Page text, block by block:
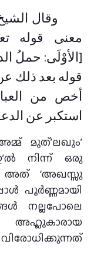
وقال
معنى قوله
[الأوْلَى: حملُ
قوله بعد ذلك
أخص من
استكبر عن
മുത്’ലഖും’
നിന്ന് ഒരു
അത് ‘അഖസ്സു
പൂർണ്ണമായി
നല്ലപോലെ
അഹ്ലുകാരായ